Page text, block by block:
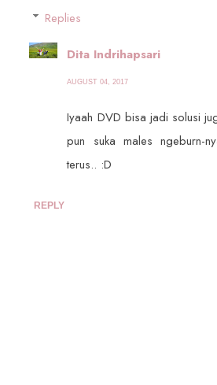
Replies
Dita Indrihapsari
AUGUST 04, 2017
Iyaah DVD bisa jadi solusi
pun suka males ngeburn-
terus.. :D
REPLY